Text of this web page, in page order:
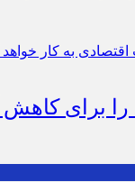
برای